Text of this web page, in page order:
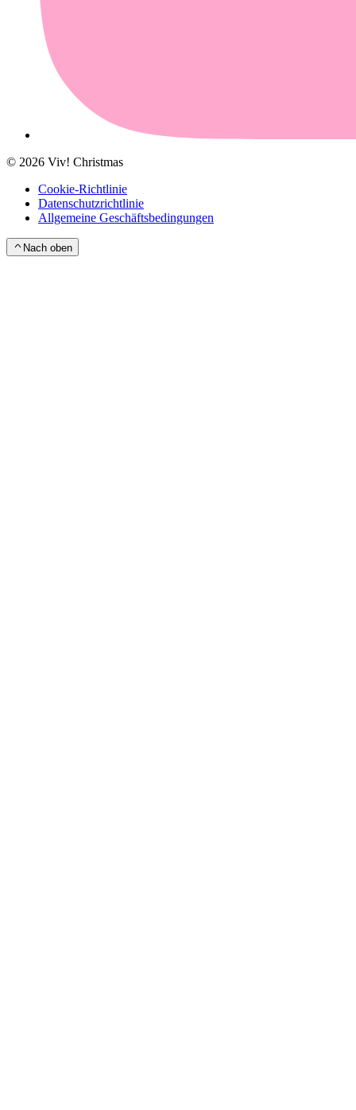
© 2026 Viv! Christmas
Cookie-Richtlinie
Datenschutzrichtlinie
Allgemeine Geschäftsbedingungen
Nach oben